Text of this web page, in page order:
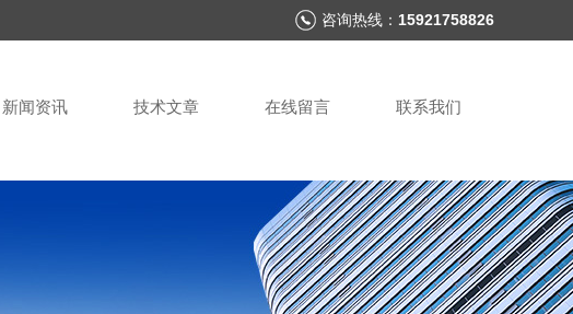
咨询热线： 15921758826
新闻资讯 技术文章 在线留言 联系我们